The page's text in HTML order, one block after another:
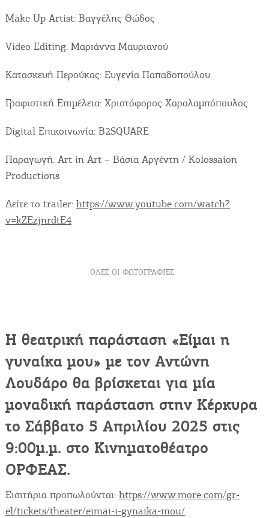
Make Up Artist: Βαγγέλης Θώδος
Video Editing: Μαριάννα Μαυριανού
Κατασκευή Περούκας: Ευγενία Παπαδοπούλου
Γραφιστική Επιμέλεια: Χριστόφορος Χαραλαμπόπουλος
Digital Επικοινωνία: B2SQUARE
Παραγωγή: Art in Art – Βάσια Αργέντη / Kolossaion
Productions
Δείτε το trailer: https://www.youtube.com/watch?
v=kZEzjnrdtE4
ΌΛΕΣ ΟΙ ΦΩΤΟΓΡΑΦΊΕΣ
Η θεατρική παράσταση «Είμαι η
γυναίκα μου» με τον Αντώνη
Λουδάρο θα βρίσκεται γιαμία
μοναδική παράσταση στην Κέρκυρα
τo Σάββατο 5 Απριλίου 2025 στις
9:00μ.μ. στο Κινηματοθέατρο
ΟΡΦΕΑΣ.
Εισιτήρια προπωλούνται: https://www.more.com/gr-
el/tickets/theater/eimai-i-gynaika-mou/
COOKIES.
Θα θέλαμε να σας ενημερώσουμε πως
χρησιμοποιούμε Cookies. Μοναδικός μας σκοπός
η καλύτερη εμπειρία των χρηστών μας.